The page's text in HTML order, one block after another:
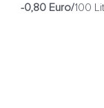
-0,80 Euro/100